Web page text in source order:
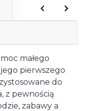
Comments
małego
pierwszego
do
z pewnością
zabawy a